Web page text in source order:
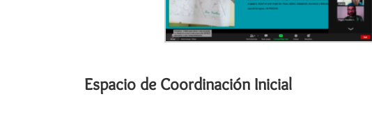
Espacio de Coordinación Inicial